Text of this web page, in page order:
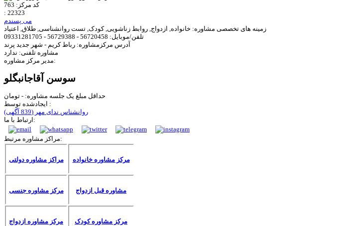
کد مرکز: 763
: 22323
می پسندم
زمینه های تخصصی مشاوره: خانواده, ازدواج, روابط زناشویی, کودک, تست روانشناسی, طلاق, اعتیاد
تلفن/موبایل: 56720458 - 56729388 - 09331281705
آدرس مرکزمشاوره: رباط کریم - شهر جدید پرند
مشاوره تلفنی: ندارد
مدیر مرکز مشاوره:
سوسن آقاجانبگلو
حداقل مبلغ یک جلسه مشاوره: - تومان
ایجادشده توسط :
روانشناس ندای مهر (839 آگهی)
ارتباط با ما:
مراکز مشاوره مرتبط:
مراکز مشاوره دولتی مرکز مشاوره خانواده
مرکز مشاوره جنسی مشاوره قبل ازدواج
مرکز مشاوره ازدواج مرکز مشاوره کودک